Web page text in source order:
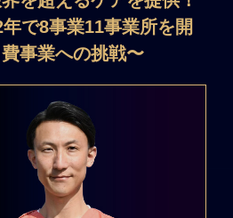
で8事業11事業所を開
事業への挑戦〜